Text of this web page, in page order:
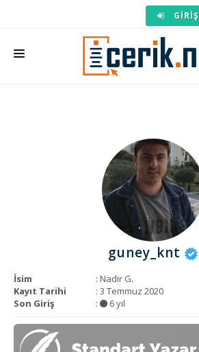
GIRIŞ
KURUMSAL
guney_knt
İsim
: Nadir G.
Kayıt Tarihi
: 3 Temmuz 2020
Son Giriş
: 6 yıl